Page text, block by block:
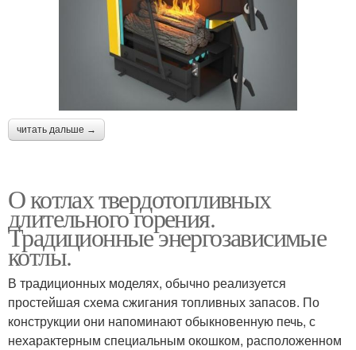
читать дальше →
О котлах твердотопливных
длительного горения.
Традиционные энергозависимые
котлы.
В традиционных моделях, обычно реализуется
простейшая схема сжигания топливных запасов. По
конструкции они напоминают обыкновенную печь, с
нехарактерным специальным окошком, расположенном